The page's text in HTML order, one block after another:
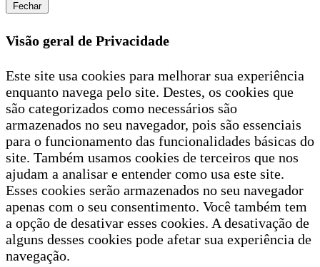
Fechar
Visão geral de Privacidade
Este site usa cookies para melhorar sua experiência
enquanto navega pelo site. Destes, os cookies que
são categorizados como necessários são
armazenados no seu navegador, pois são essenciais
para o funcionamento das funcionalidades básicas do
site. Também usamos cookies de terceiros que nos
ajudam a analisar e entender como usa este site.
Esses cookies serão armazenados no seu navegador
apenas com o seu consentimento. Você também tem
a opção de desativar esses cookies. A desativação de
alguns desses cookies pode afetar sua experiência de
navegação.